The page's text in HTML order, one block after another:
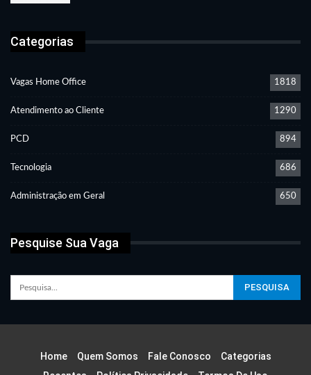
Categorias
Vagas Home Office 1818
Atendimento ao Cliente 1290
PCD 894
Tecnologia 686
Administração em Geral 650
Pesquise Sua Vaga
Home Quem Somos Fale Conosco
Categorias